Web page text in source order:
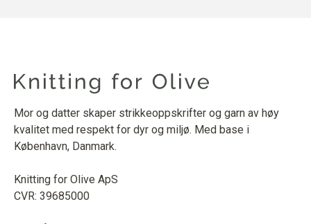
Mor og datter skaper strikkeoppskrifter og garn av høy
kvalitet med respekt for dyr og miljø. Med base i
København, Danmark.
Knitting for Olive ApS
CVR: 39685000